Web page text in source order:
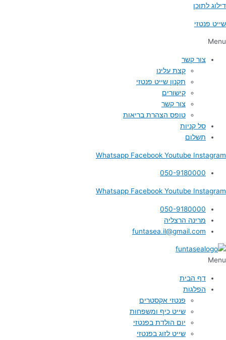
דילוג לתוכן
שייט פנטזי
Menu
צור קשר
קצת עלינו
תקנון שייט פנטזי
קישורים
צור קשר
טופס הצהרת בריאות
סל קניות
תשלום
Whatsapp Facebook Youtube Instagram
050-9180000
Whatsapp Facebook Youtube Instagram
050-9180000
מרינה הרצליה
funtasea.il@gmail.com
Menu
דף הבית
הפלגות
פנטזי אקסטרים
שייט כיף ומשפחות
יום הולדת בפנטזי
שייט לזוג בפנטזי